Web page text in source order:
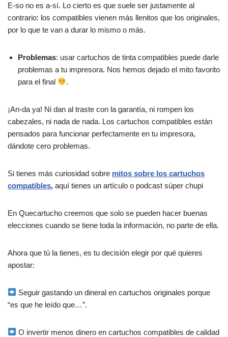
E-so no es a-sí. Lo cierto es que suele ser justamente al
contrario: los compatibles vienen más llenitos que los originales,
por lo que te van a durar lo mismo o más.
Problemas: usar cartuchos de tinta compatibles puede darle
problemas a tu impresora. Nos hemos dejado el mito favorito
para el final
.
¡An-da ya! Ni dan al traste con la garantía, ni rompen los
cabezales, ni nada de nada. Los cartuchos compatibles están
pensados para funcionar perfectamente en tu impresora,
dándote cero problemas.
Si tienes más curiosidad sobre mitos sobre los cartuchos
compatibles, aquí tienes un artículo o podcast súper chupi
En Quecartucho creemos que solo se pueden hacer buenas
elecciones cuando se tiene toda la información, no parte de ella.
Ahora que tú la tienes, es tu decisión elegir por qué quieres
apostar:
Seguir gastando un dineral en cartuchos originales porque
“es que he leído que…”.
O invertir menos dinero en cartuchos compatibles de calidad